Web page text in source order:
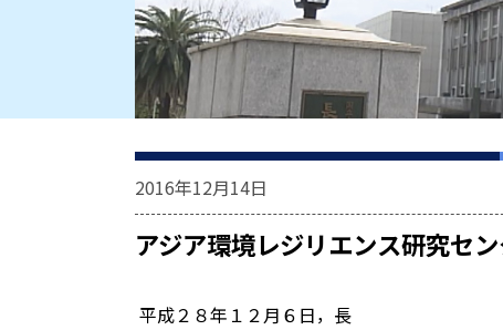
2016年12月14日
アジア環境レジリエンス研究セ
平成２８年１２月６日，長